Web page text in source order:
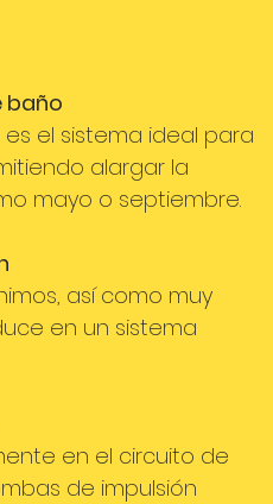
baño
el sistema ideal para
alargar la
mayo o septiembre.
así como muy
en un sistema
en el circuito de
de impulsión